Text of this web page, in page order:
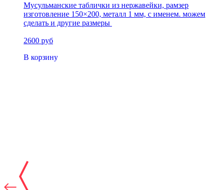
Мусульманские таблички из нержавейки, рамзер
изготовление 150×200, металл 1 мм, с именем. можем
сделать и другие размеры
2600 руб
В корзину